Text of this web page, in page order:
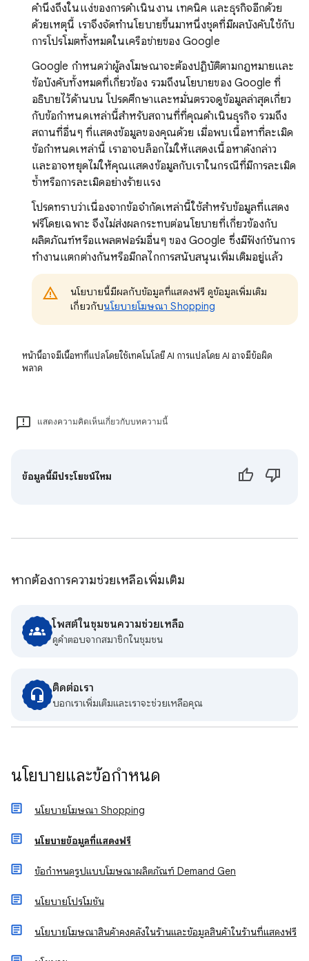
คำนึงถึงในแง่ของการดำเนินงาน เทคนิค และธุรกิจอีกด้วย
ด้วยเหตุนี้ เราจึงจัดทำนโยบายขึ้นมาหนึ่งชุดที่มีผลบังคับใช้กับ
การโปรโมตทั้งหมดในเครือข่ายของ Google
Google กำหนดว่าผู้ลงโฆษณาจะต้องปฏิบัติตามกฎหมายและ
ข้อบังคับทั้งหมดที่เกี่ยวข้อง รวมถึงนโยบายของ Google ที่
อธิบายไว้ด้านบน โปรดศึกษาและหมั่นตรวจดูข้อมูลล่าสุดเกี่ยว
กับข้อกำหนดเหล่านี้สำหรับสถานที่ที่คุณดำเนินธุรกิจ รวมถึง
สถานที่อื่นๆ ที่แสดงข้อมูลของคุณด้วย เมื่อพบเนื้อหาที่ละเมิด
ข้อกำหนดเหล่านี้ เราอาจบล็อกไม่ให้แสดงเนื้อหาดังกล่าว
และอาจหยุดไม่ให้คุณแสดงข้อมูลกับเราในกรณีที่มีการละเมิด
ซ้ำหรือการละเมิดอย่างร้ายแรง
โปรดทราบว่าเนื่องจากข้อจำกัดเหล่านี้ใช้สำหรับข้อมูลที่แสดง
ฟรีโดยเฉพาะ จึงไม่ส่งผลกระทบต่อนโยบายที่เกี่ยวข้องกับ
ผลิตภัณฑ์หรือแพลตฟอร์มอื่นๆ ของ Google ซึ่งมีฟังก์ชันการ
ทำงานแตกต่างกันหรือมีกลไกการสนับสนุนเพิ่มเติมอยู่แล้ว
นโยบายนี้มีผลกับข้อมูลที่แสดงฟรี ดูข้อมูลเพิ่มเติม
เกี่ยวกับนโยบายโฆษณา Shopping
หน้านี้อาจมีเนื้อหาที่แปลโดยใช้เทคโนโลยี AI การแปลโดย AI อาจมีข้อผิด
พลาด
แสดงความคิดเห็นเกี่ยวกับบทความนี้
ข้อมูลนี้มีประโยชน์ไหม
หากต้องการความช่วยเหลือเพิ่มเติม
โพสต์ในชุมชนความช่วยเหลือ
ดูคําตอบจากสมาชิกในชุมชน
ติดต่อเรา
บอกเราเพิ่มเติมและเราจะช่วยเหลือคุณ
นโยบายและข้อกำหนด
นโยบายโฆษณา Shopping
นโยบายข้อมูลที่แสดงฟรี
ข้อกำหนดรูปแบบโฆษณาผลิตภัณฑ์ Demand Gen
นโยบายโปรโมชัน
นโยบายโฆษณาสินค้าคงคลังในร้านและข้อมูลสินค้าในร้านที่แสดงฟรี